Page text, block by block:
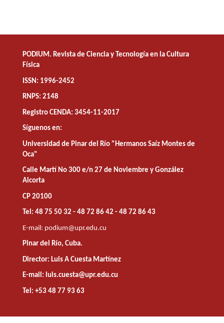
PODIUM. Revista de Ciencia y Tecnología en la Cultura
Física
ISSN: 1996-2452
RNPS: 2148
Registro CENDA: 3454-11-2017
Síguenos en:
Universidad de Pinar del Río "Hermanos Saíz Montes de
Oca"
Calle Martí No 300 e/n 27 de Noviembre y González
Alcorta
CP 20100
Tel: 48 75 50 32 - 48 72 86 42 - 48 72 86 43
E-mail: podium@upr.edu.cu
Pinar del Río, Cuba.
Director: Luis A Cuesta Martínez
E-mail: luis.cuesta@upr.edu.cu
Tel: +53 48 77 93 63